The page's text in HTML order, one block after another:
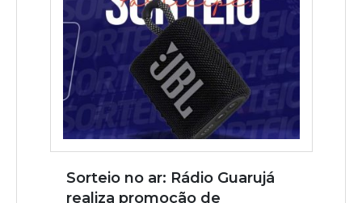
Sorteio no ar: Rádio Guarujá
realiza promoção de